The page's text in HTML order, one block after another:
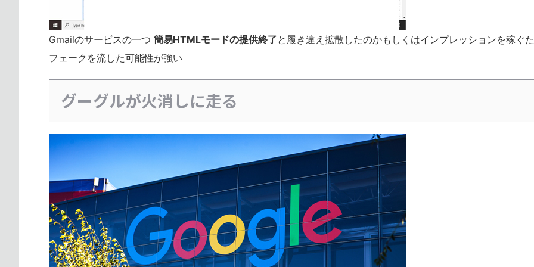
Gmailのサービスの一つ 簡易HTMLモードの提供終了と履き違え拡散したのかもしくはインプレッションを稼ぐ
フェークを流した可能性が強い
グーグルが火消しに走る